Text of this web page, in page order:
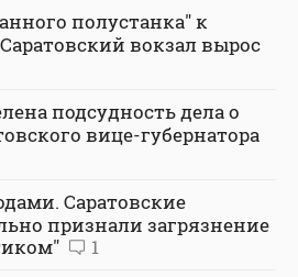
полустанка" к
вокзал вырос
подсудность дела о
вице-губернатора
Саратовские
признали загрязнение
1